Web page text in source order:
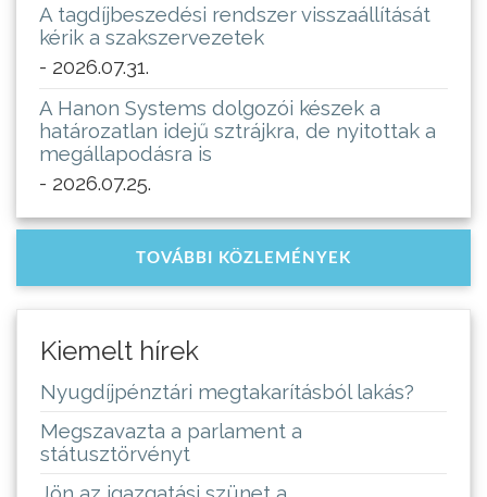
A tagdíjbeszedési rendszer visszaállítását
kérik a szakszervezetek
- 2026.07.31.
A Hanon Systems dolgozói készek a
határozatlan idejű sztrájkra, de nyitottak a
megállapodásra is
- 2026.07.25.
TOVÁBBI KÖZLEMÉNYEK
Kiemelt hírek
Nyugdíjpénztári megtakarításból lakás?
Megszavazta a parlament a
státusztörvényt